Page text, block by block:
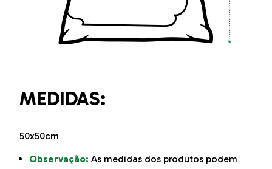
MEDIDAS:
50x50cm
Observação: As medidas dos produtos podem